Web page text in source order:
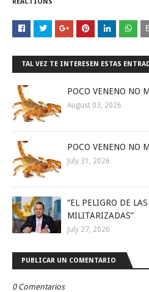
TAL VEZ TE INTERESEN ESTAS
POCO VENENO NO
August 03, 2026
POCO VENENO NO
July 31, 2026
“EL PELIGRO DE
MILITARIZADAS”
July 27, 2026
PUBLICAR UN COMENTARIO
0 Comentarios